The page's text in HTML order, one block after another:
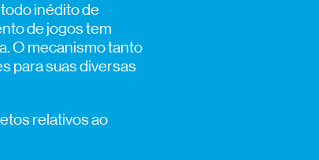
inédito de
de jogos tem
O mecanismo tanto
para suas diversas
relativos ao